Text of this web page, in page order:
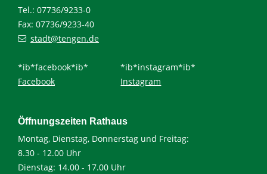
Tel.: 07736/9233-0
Fax: 07736/9233-40
stadt@tengen.de
*ib*facebook*ib*
Facebook
*ib*instagram*ib*
Instagram
Öffnungszeiten Rathaus
Montag, Dienstag, Donnerstag und Freitag:
8.30 - 12.00 Uhr
Dienstag: 14.00 - 17.00 Uhr